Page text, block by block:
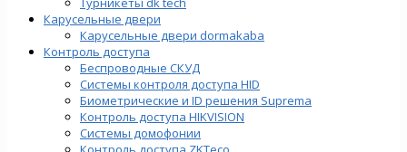
Карусельные двери
Карусельные двери dormakaba
Контроль доступа
Беспроводные СКУД
Системы контроля доступа HID
Биометрические и ID решения Suprema
Контроль доступа HIKVISION
Системы домофонии